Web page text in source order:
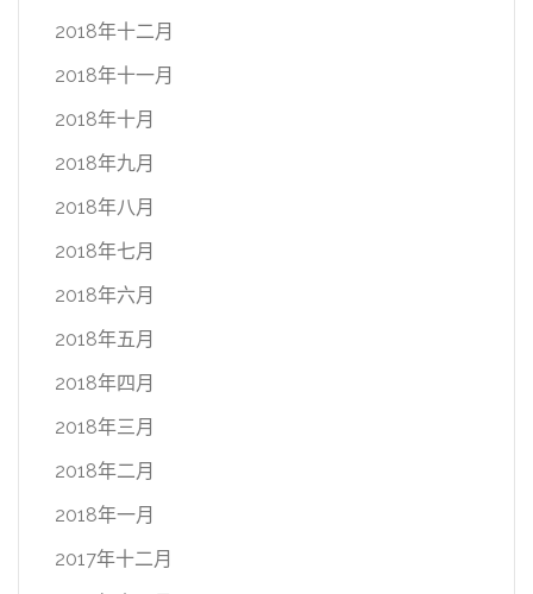
2018年十二月
2018年十一月
2018年十月
2018年九月
2018年八月
2018年七月
2018年六月
2018年五月
2018年四月
2018年三月
2018年二月
2018年一月
2017年十二月